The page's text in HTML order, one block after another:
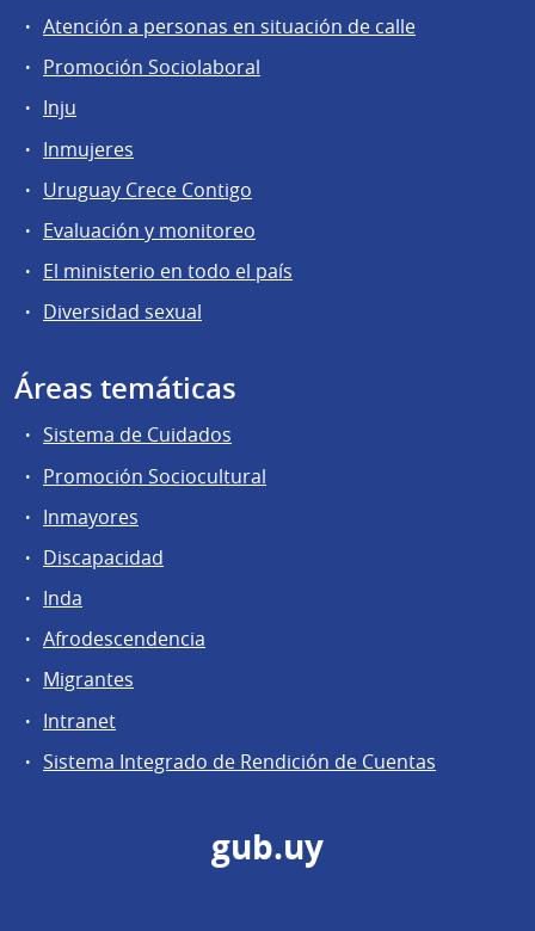
Atención a personas en situación de calle
Promoción Sociolaboral
Inju
Inmujeres
Uruguay Crece Contigo
Evaluación y monitoreo
El ministerio en todo el país
Diversidad sexual
Áreas temáticas
Sistema de Cuidados
Promoción Sociocultural
Inmayores
Discapacidad
Inda
Afrodescendencia
Migrantes
Intranet
Sistema Integrado de Rendición de Cuentas
gub.uy